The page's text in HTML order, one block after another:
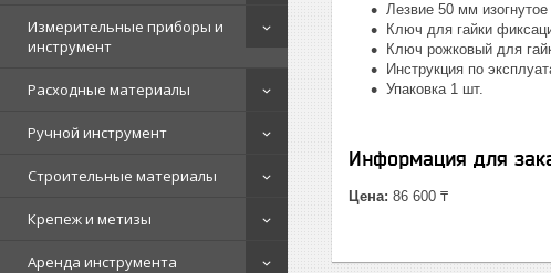
Измерительные приборы и
инструмент
Расходные материалы
Ручной инструмент
Строительные материалы
Крепеж и метизы
Аренда инструмента
Лезвие 50 мм
Ключ для гайки
Ключ рожковый для
Инструкция по
Упаковка 1 шт.
Информация для
Цена: 86 600 ₸